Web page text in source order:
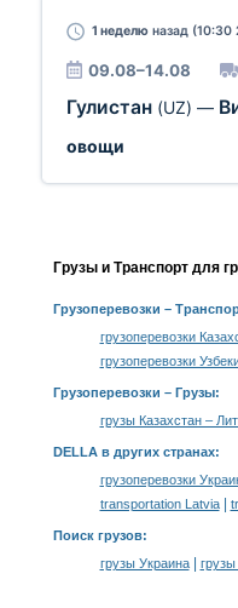
1 неделю назад (10:30
09.08–14.08
Гулистан (UZ) —
овощи
Грузы и Транспорт для
Грузоперевозки –
грузоперевозки
грузоперевозки
Грузоперевозки – Грузы:
грузы Казахстан –
DELLA в других странах:
грузоперевозки
transportation Latvia|
Поиск грузов:
грузы Украина| грузы